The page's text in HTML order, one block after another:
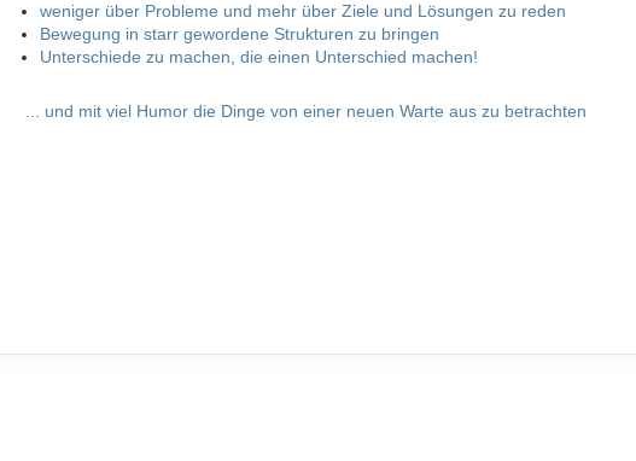
weniger über Probleme und mehr über Ziele und Lösungenzu reden
Bewegung in starr gewordene Strukturen zu bringen
Unterschiede zu machen, die einen Unterschied machen!
... und mit viel Humor die Dinge von einer neuen Warte aus zu betrachten